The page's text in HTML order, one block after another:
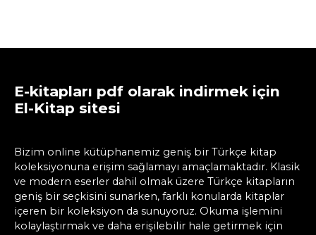
E-kitapları pdf olarak indirmek için
El-Kitap sitesi
Bizim online kütüphanemiz geniş bir Türkçe kitap
koleksiyonuna erişim sağlamayı amaçlamaktadır. Klasik
ve modern eserler dahil olmak üzere Türkçe kitapların
geniş bir seçkisini sunarken, farklı konularda kitaplar
içeren bir koleksiyon da sunuyoruz. Okuma işlemini
kolaylaştırmak ve daha erişilebilir hale getirmek için